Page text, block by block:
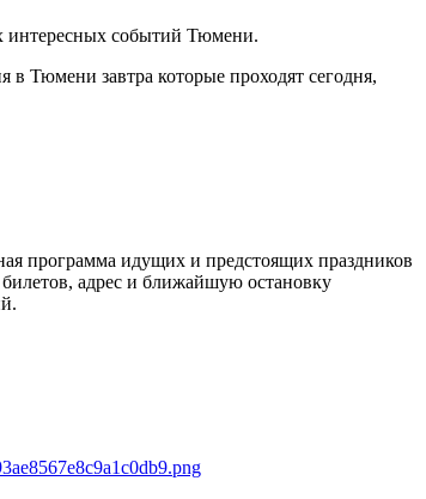
интересных событий Тюмени.
Тюмени завтра которые проходят сегодня,
программа идущих и предстоящих праздников
адрес и ближайшую остановку